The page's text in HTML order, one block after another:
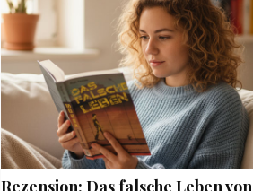
Rezension: Das falsche Leben von